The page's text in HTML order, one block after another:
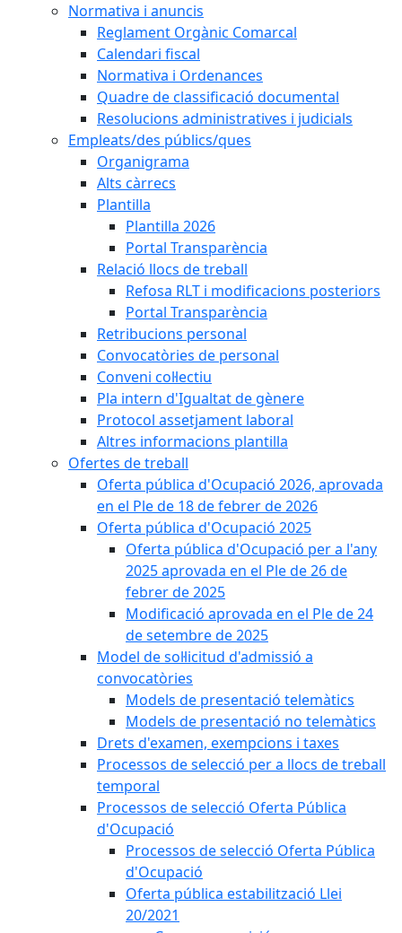
Normativa i anuncis
Reglament Orgànic Comarcal
Calendari fiscal
Normativa i Ordenances
Quadre de classificació documental
Resolucions administratives i judicials
Empleats/des públics/ques
Organigrama
Alts càrrecs
Plantilla
Plantilla 2026
Portal Transparència
Relació llocs de treball
Refosa RLT i modificacions posteriors
Portal Transparència
Retribucions personal
Convocatòries de personal
Conveni col·lectiu
Pla intern d'Igualtat de gènere
Protocol assetjament laboral
Altres informacions plantilla
Ofertes de treball
Oferta pública d'Ocupació 2026, aprovada
en el Ple de 18 de febrer de 2026
Oferta pública d'Ocupació 2025
Oferta pública d'Ocupació per a l'any
2025 aprovada en el Ple de 26 de
febrer de 2025
Modificació aprovada en el Ple de 24
de setembre de 2025
Model de sol·licitud d'admissió a
convocatòries
Models de presentació telemàtics
Models de presentació no telemàtics
Drets d'examen, exempcions i taxes
Processos de selecció per a llocs de treball
temporal
Processos de selecció Oferta Pública
d'Ocupació
Processos de selecció Oferta Pública
d'Ocupació
Oferta pública estabilització Llei
20/2021